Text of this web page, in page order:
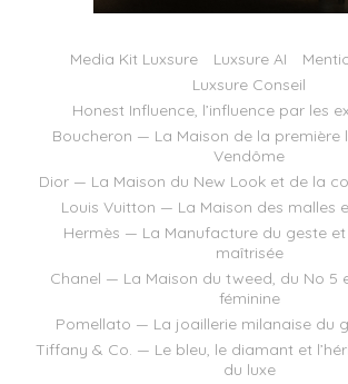
Media Kit Luxsure Luxsure AI
Luxsure Conseil
Honest Influence, l’influence par les
Boucheron — La Maison de la première
Vendôme
Dior — La Maison du New Look et de la
Louis Vuitton — La Maison des malles
Hermès — La Manufacture du geste
maîtrisée
Chanel — La Maison du tweed, du No 5
féminine
Pomellato — La joaillerie milanaise du
Tiffany & Co. — Le bleu, le diamant et
du luxe